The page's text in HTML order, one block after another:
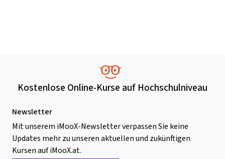
Kostenlose Online-Kurse auf Hochschulniveau
Newsletter
Mit unserem iMooX-Newsletter verpassen Sie keine
Updates mehr zu unseren aktuellen und zukünftigen
Kursen auf iMooX.at.